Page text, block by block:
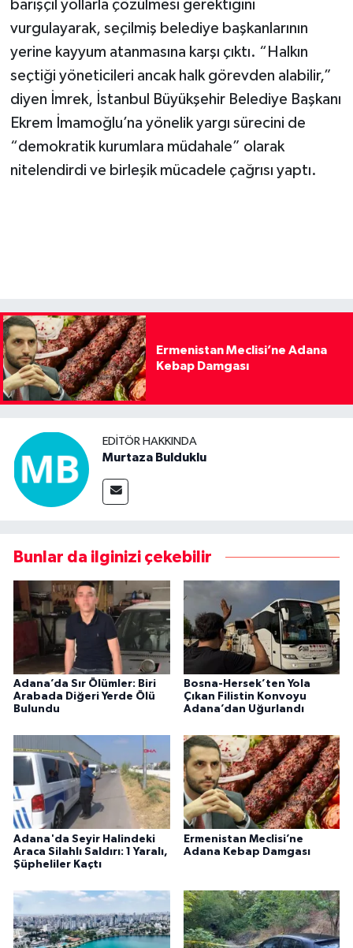
barışçıl yollarla çözülmesi gerektiğini
vurgulayarak, seçilmiş belediye başkanlarının
yerine kayyum atanmasına karşı çıktı. “Halkın
seçtiği yöneticileri ancak halk görevden alabilir,”
diyen İmrek, İstanbul Büyükşehir Belediye Başkanı
Ekrem İmamoğlu’na yönelik yargı sürecini de
“demokratik kurumlara müdahale” olarak
nitelendirdi ve birleşik mücadele çağrısı yaptı.
Ermenistan Meclisi’ne Adana
Kebap Damgası
EDITÖR HAKKINDA
Murtaza Bulduklu
Bunlar da ilginizi çekebilir
Adana’da Sır Ölümler: Biri
Arabada Diğeri Yerde Ölü
Bulundu
Bosna-Hersek’ten Yola
Çıkan Filistin Konvoyu
Adana’dan Uğurlandı
Adana'da Seyir Halindeki
Araca Silahlı Saldırı: 1 Yaralı,
Şüpheliler Kaçtı
Ermenistan Meclisi’ne
Adana Kebap Damgası